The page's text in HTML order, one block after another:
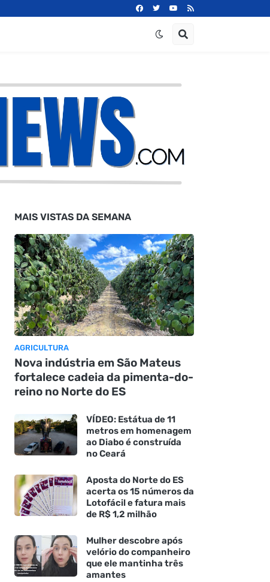
MAIS VISTAS DA SEMANA
AGRICULTURA
Nova indústria em São Mateus
fortalece cadeia da pimenta-do-
reino no Norte do ES
VÍDEO: Estátua de 11
metros em homenagem
ao Diabo é construída
no Ceará
Aposta do Norte do ES
acerta os 15 números da
Lotofácil e fatura mais
de R$ 1,2 milhão
Mulher descobre após
velório do companheiro
que ele mantinha três
amantes